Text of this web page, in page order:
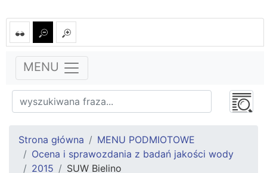
MENU
Strona główna
MENU PODMIOTOWE
Ocena i sprawozdania z badań jakości wody
2015
SUW Bielino